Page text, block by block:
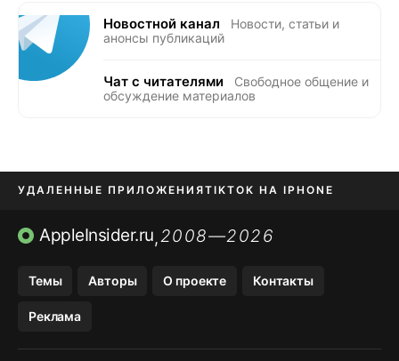
Новостной канал
Новости, статьи и
анонсы публикаций
Чат с читателями
Свободное общение и
обсуждение материалов
УДАЛЕННЫЕ ПРИЛОЖЕНИЯTIKTOK НА IPHONE
ПРИЛОЖЕНИЯ БЕЗ APP STORE
AppleInsider.ru,2008—2026
Темы Авторы О проекте Контакты
Реклама